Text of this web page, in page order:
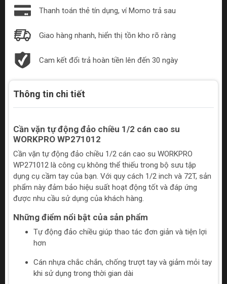
Thanh toán thẻ tín dụng, ví Momo trả sau
Giao hàng nhanh, hiển thị tồn kho rõ ràng
Cam kết đổi trả hoàn tiền lên đến 30 ngày
Thông tin chi tiết
Cần vặn tự động đảo chiều 1/2 cán cao su
WORKPRO WP271012
Cần vặn tự động đảo chiều 1/2 cán cao su WORKPRO
WP271012 là công cụ không thể thiếu trong bộ sưu tập
dụng cụ cầm tay của bạn. Với quy cách 1/2 inch và 72T, sản
phẩm này đảm bảo hiệu suất hoạt động tốt và đáp ứng
được nhu cầu sử dụng của khách hàng.
Những điểm nổi bật của sản phẩm
Tự động đảo chiều giúp thao tác đơn giản và tiện lợi
hơn
Cán nhựa chắc chắn, chống trượt tay và giảm mỏi tay
khi sử dụng trong thời gian dài